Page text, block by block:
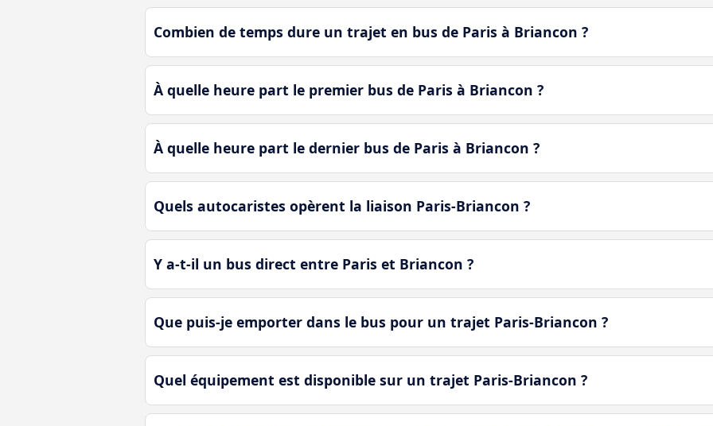
Combien de temps dure un trajet en bus de Paris à Briancon ?
À quelle heure part le premier bus de Paris à Briancon ?
À quelle heure part le dernier bus de Paris à Briancon ?
Quels autocaristes opèrent la liaison Paris-Briancon ?
Y a-t-il un bus direct entre Paris et Briancon ?
Que puis-je emporter dans le bus pour un trajet Paris-Briancon ?
Quel équipement est disponible sur un trajet Paris-Briancon ?